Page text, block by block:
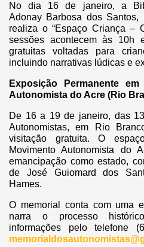
No dia 16 de janeiro, a
Adonay Barbosa dos
realiza o “Espaço Criança –
sessões acontecem às 10h
gratuitas voltadas para
incluindo narrativas lúdicas e
Exposição Permanente
Autonomista do Acre (Rio
De 16 a 19 de janeiro, das
Autonomistas, em Rio
visitação gratuita. O
Movimento Autonomista do
emancipação como estado,
de José Guiomard dos
Hames.
O memorial conta com uma
narra o processo
informações pelo telefone